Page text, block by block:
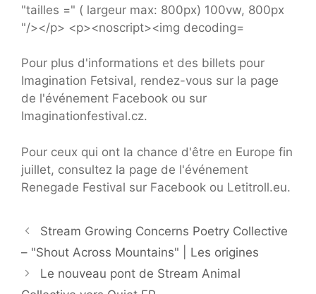
Pour plus d'informations et des billets pour
Imagination Fetsival, rendez-vous sur la page
de l'événement Facebook ou sur
Imaginationfestival.cz.
Pour ceux qui ont la chance d'être en Europe fin
juillet, consultez la page de l'événement
Renegade Festival sur Facebook ou Letitroll.eu.
Stream Growing Concerns Poetry Collective
– "Shout Across Mountains" | Les origines
Le nouveau pont de Stream Animal